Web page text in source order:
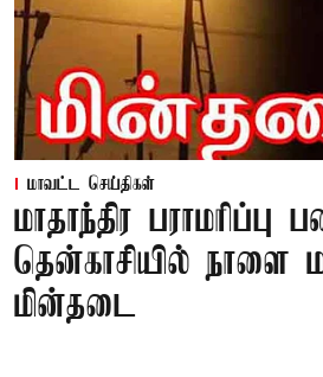
மாவட்ட செய்திகள்
மாதாந்திர பராமரிப்பு
தென்காசியில் நாளை
மின்தடை